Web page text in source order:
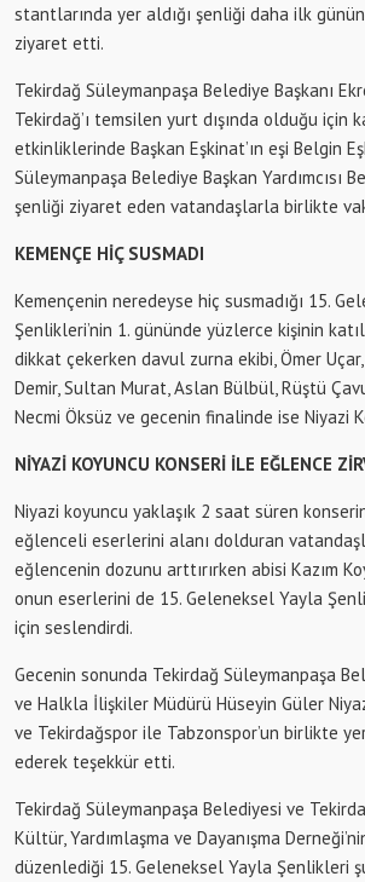
stantlarında yer aldığı şenliği daha ilk
ziyaret etti.
Tekirdağ Süleymanpaşa Belediye Başkanı
Tekirdağ’ı temsilen yurt dışında olduğu için
etkinliklerinde Başkan Eşkinat’ın eşi Belgin
Süleymanpaşa Belediye Başkan Yardımcısı
şenliği ziyaret eden vatandaşlarla birlikte
KEMENÇE HİÇ SUSMADI
Kemençenin neredeyse hiç susmadığı 15.
Şenlikleri’nin 1. gününde yüzlerce kişinin
dikkat çekerken davul zurna ekibi, Ömer Uçar,
Demir, Sultan Murat, Aslan Bülbül, Rüştü
Necmi Öksüz ve gecenin finalinde ise Niyazi
NİYAZİ KOYUNCU KONSERİ İLE EĞLENCE
Niyazi koyuncu yaklaşık 2 saat süren
eğlenceli eserlerini alanı dolduran
eğlencenin dozunu arttırırken abisi Kazım
onun eserlerini de 15. Geleneksel Yayla
için seslendirdi.
Gecenin sonunda Tekirdağ Süleymanpaşa
ve Halkla İlişkiler Müdürü Hüseyin Güler
ve Tekirdağspor ile Tabzonspor’un birlikte
ederek teşekkür etti.
Tekirdağ Süleymanpaşa Belediyesi ve
Kültür, Yardımlaşma ve Dayanışma
düzenlediği 15. Geleneksel Yayla Şenlikleri